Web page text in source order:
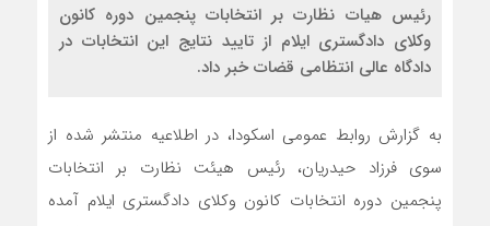
رئیس هیات نظارت بر انتخابات پنجمین دوره کانون
وکلای دادگستری ایلام از تایید نتایج این انتخابات در
دادگاه عالی انتظامی قضات خبر داد.
به گزارش روابط عمومی اسکودا، در اطلاعیه‌ منتشر شده از
سوی فرزاد حیدریان، رئیس هیئت نظارت بر انتخابات
پنجمین دوره انتخابات کانون وکلای دادگستری ایلام آمده